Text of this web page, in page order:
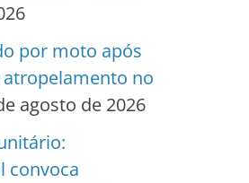
por moto após
no
agosto de 2026
convoca